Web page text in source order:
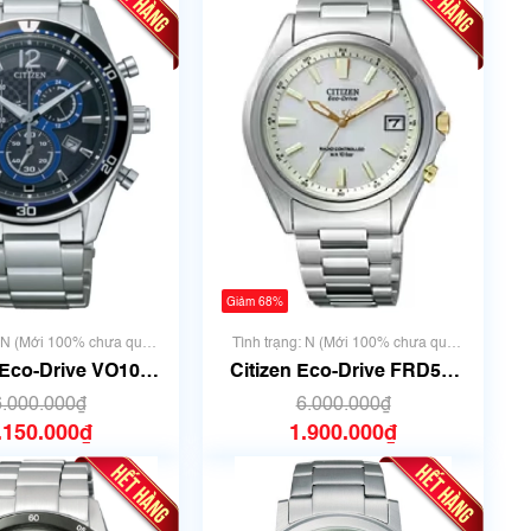
N (Mới 100% chưa qua
sử dụng)Drive VO10-
H500-S061083 |
| Mã số 6642
Giảm 68%
Tình trạng: N (Mới 100% chưa qua
sử dụng)
Citizen Eco-Drive FRD59-
2422 | H415-S038286 | size
38mm | Mã số 6657
6.000.000₫
1.900.000₫